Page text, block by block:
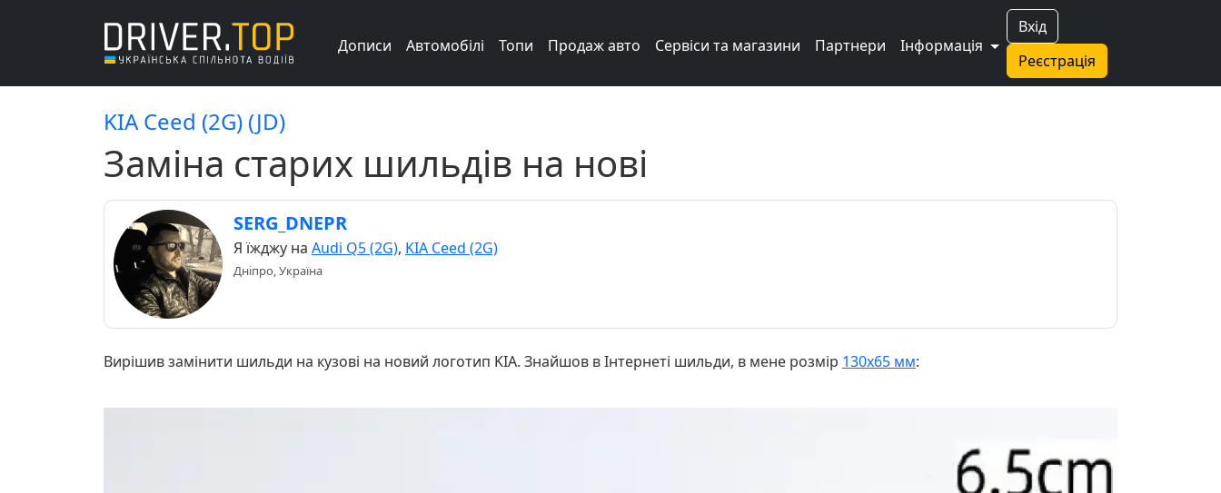
Вхід
Реєстрація
Дописи Автомобілі Топи Продаж авто Сервіси та магазини Партнери Інформація
KIA Ceed (2G) (JD)
Заміна старих шильдів на нові
SERG_DNEPR
Я їжджу на Audi Q5 (2G), KIA Ceed (2G)
Дніпро, Україна
Вирішив замінити шильди на кузові на новий логотип KIA. Знайшов в Інтернеті шильди, в мене розмір 130х65 мм: